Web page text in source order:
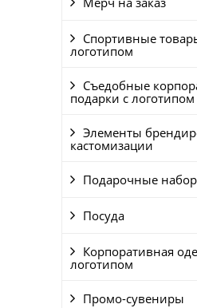
Спортивные
логотипом
Съедобные
подарки с логотипом
Элементы
кастомизации
Подарочные
Посуда
Корпоративная
логотипом
Промо-сувениры